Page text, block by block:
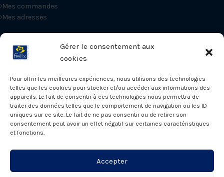
Gérer le consentement aux
cookies
Pour offrir les meilleures expériences, nous utilisons des technologies
telles que les cookies pour stocker et/ou accéder aux informations des
appareils. Le fait de consentir à ces technologies nous permettra de
traiter des données telles que le comportement de navigation ou les ID
uniques sur ce site. Le fait de ne pas consentir ou de retirer son
consentement peut avoir un effet négatif sur certaines caractéristiques
et fonctions.
Accepter
Mes commandes
Mes adresses
Informations
Nouveautés
Conditions générales de vente
Informations sur votre boutique
Roseraies Félix, 55, Route du Vercors 38690 Le Grand-Lemps
Appelez-nous au : 04 76 55 80 58
E-mail : contact@roses-felix.fr